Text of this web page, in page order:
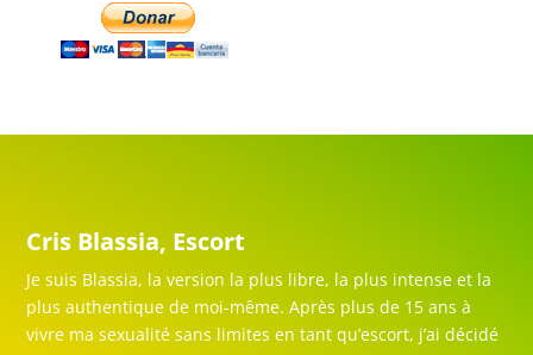
Cris Blassia, Escort
Je suis Blassia, la version la plus libre, la plus intense et la
plus authentique de moi-même. Après plus de 15 ans à
vivre ma sexualité sans limites en tant qu’escort, j’ai décidé